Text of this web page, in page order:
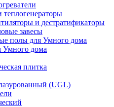
и дестратификаторы
завесы
полы для Умного дома
Умного дома
плитка
(UGL)